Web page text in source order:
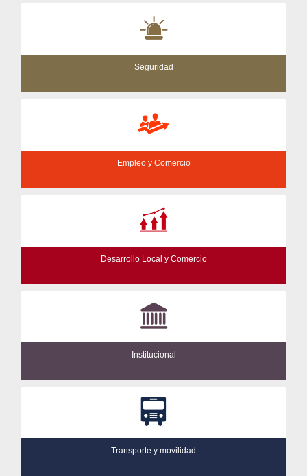
Seguridad
Empleo y Comercio
Desarrollo Local y Comercio
Institucional
Transporte y movilidad